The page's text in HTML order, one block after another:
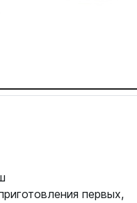
первых,